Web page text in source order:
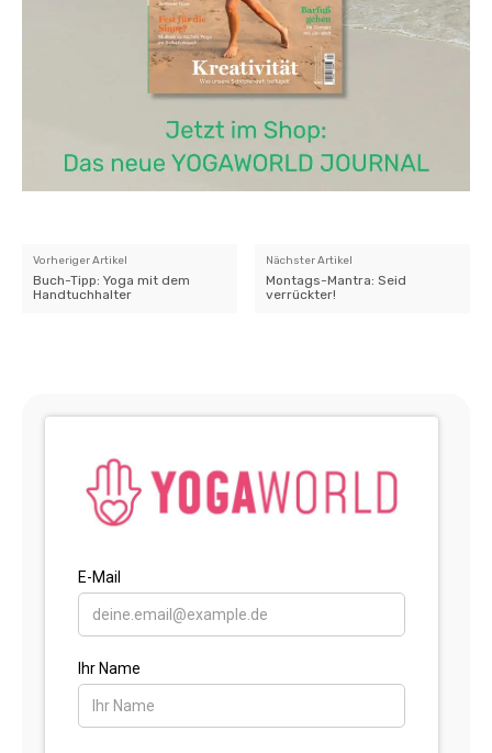
Vorheriger Artikel
Buch-Tipp: Yoga mit dem
Handtuchhalter
Nächster Artikel
Montags-Mantra: Seid
verrückter!